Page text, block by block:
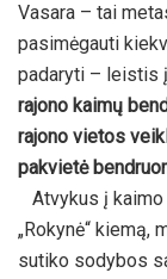
Vasara – tai
pasimėgauti
padaryti – leistis
rajono kaimų
rajono vietos
pakvietė
Atvykus į kaimo
„Rokynė“ kiemą,
sutiko sodybos